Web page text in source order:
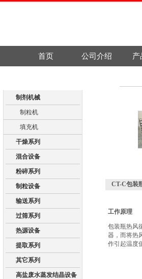
首页 公司介绍 产
制剂机械
制粒机
填充机
干燥系列
混合设备
粉碎系列
制粒设备
输送系列
过筛系列
热源设备
提取系列
其它系列
高盐废水蒸发结晶设备
CT-C包装
工作原理
包装瓶热风
器，而将热
作引起温度